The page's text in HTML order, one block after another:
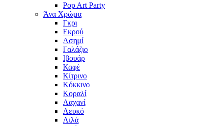
Pop Art Party
Άνα Χρώμα
Γκρι
Εκρού
Ασημί
Γαλάζιο
Ιβουάρ
Καφέ
Κίτρινο
Κόκκινο
Κοραλί
Λαχανί
Λευκό
Λιλά